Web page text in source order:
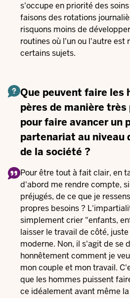
s'occupe en priorité des
faisons des rotations
risquons moins de
routines où l'un ou l'autre est
certains sujets.
Que peuvent faire les
pères de manière
pour faire avancer un
partenariat au niveau
de la société ?
Pour être tout à fait clair, en
d'abord me rendre compte,
préjugés, de ce que je
propres besoins ?
simplement crier "enfants,
laisser le travail de côté,
moderne. Non, il s'agit de se
honnêtement comment je
mon couple et mon travail.
que les hommes puissent
ce idéalement avant même